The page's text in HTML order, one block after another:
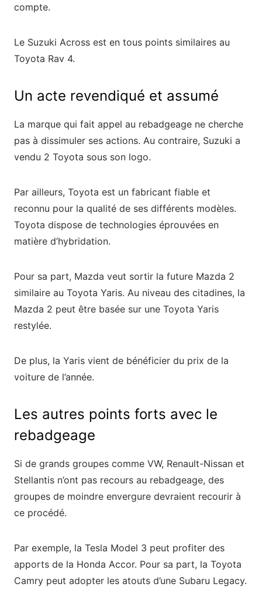
compte.
Le Suzuki Across est en tous points similaires au
Toyota Rav 4.
Un acte revendiqué et assumé
La marque qui fait appel au rebadgeage ne cherche
pas à dissimuler ses actions. Au contraire, Suzuki a
vendu 2 Toyota sous son logo.
Par ailleurs, Toyota est un fabricant fiable et
reconnu pour la qualité de ses différents modèles.
Toyota dispose de technologies éprouvées en
matière d’hybridation.
Pour sa part, Mazda veut sortir la future Mazda 2
similaire au Toyota Yaris. Au niveau des citadines, la
Mazda 2 peut être basée sur une Toyota Yaris
restylée.
De plus, la Yaris vient de bénéficier du prix de la
voiture de l’année.
Les autres points forts avec le
rebadgeage
Si de grands groupes comme VW, Renault-Nissan et
Stellantis n’ont pas recours au rebadgeage, des
groupes de moindre envergure devraient recourir à
ce procédé.
Par exemple, la Tesla Model 3 peut profiter des
apports de la Honda Accor. Pour sa part, la Toyota
Camry peut adopter les atouts d’une Subaru Legacy.